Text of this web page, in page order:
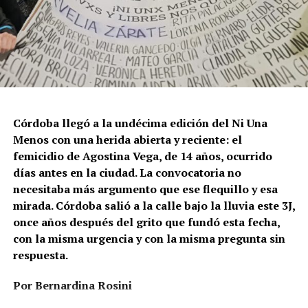
Córdoba llegó a la undécima edición del Ni Una
Menos con una herida abierta y reciente: el
femicidio de Agostina Vega, de 14 años, ocurrido
días antes en la ciudad. La convocatoria no
necesitaba más argumento que ese flequillo y esa
mirada. Córdoba salió a la calle bajo la lluvia este 3J,
once años después del grito que fundó esta fecha,
con la misma urgencia y con la misma pregunta sin
respuesta.
Por Bernardina Rosini